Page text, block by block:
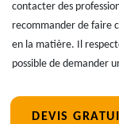
contacter des
recommander de faire
en la matière. Il
possible de demander
DEVIS